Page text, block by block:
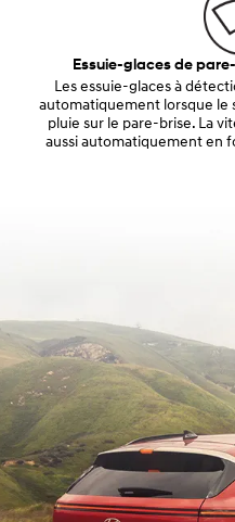
Essuie-glaces de
Les essuie-glaces à
automatiquement lorsque le
pluie sur le pare-brise. La
aussi automatiquement en